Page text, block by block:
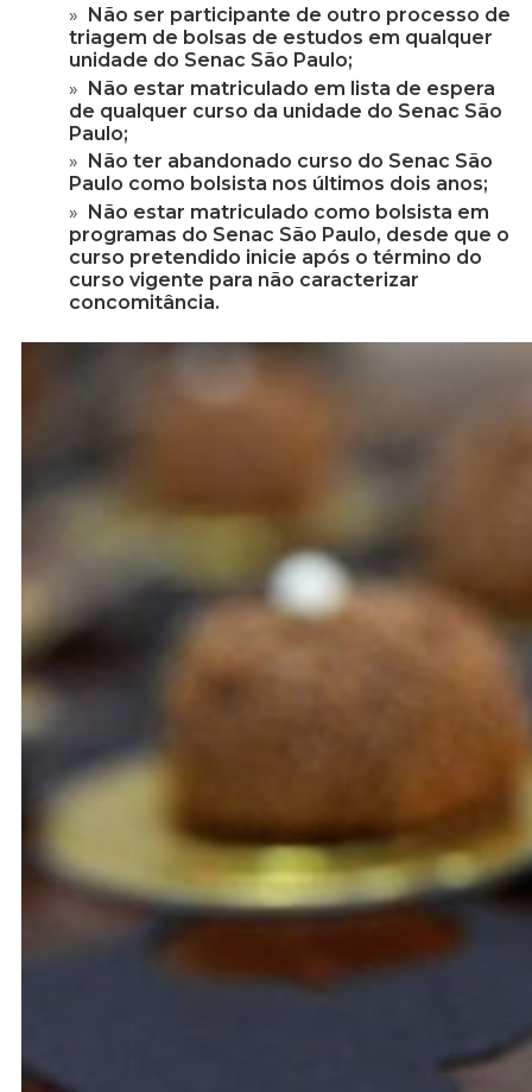
Não ser participante de outro processo de
triagem de bolsas de estudos em qualquer
unidade do Senac São Paulo;
Não estar matriculado em lista de espera
de qualquer curso da unidade do Senac São
Paulo;
Não ter abandonado curso do Senac São
Paulo como bolsista nos últimos dois anos;
Não estar matriculado como bolsista em
programas do Senac São Paulo, desde que o
curso pretendido inicie após o término do
curso vigente para não caracterizar
concomitância.